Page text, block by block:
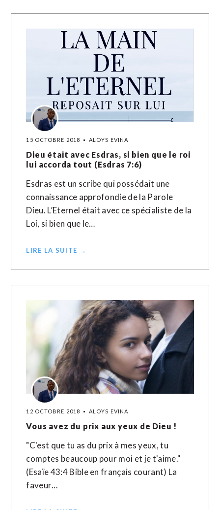
15 OCTOBRE 2018 ALOYS EVINA
Dieu était avec Esdras, si bien que le roi
lui accorda tout (Esdras 7:6)
Esdras est un scribe qui possédait une
connaissance approfondie de la Parole
Dieu. L’Eternel était avec ce spécialiste de la
Loi, si bien que le…
LIRE LA SUITE →
12 OCTOBRE 2018 ALOYS EVINA
Vous avez du prix aux yeux de Dieu !
"C'est que tu as du prix à mes yeux, tu
comptes beaucoup pour moi et je t'aime."
(Esaïe 43:4 Bible en français courant) La
faveur…